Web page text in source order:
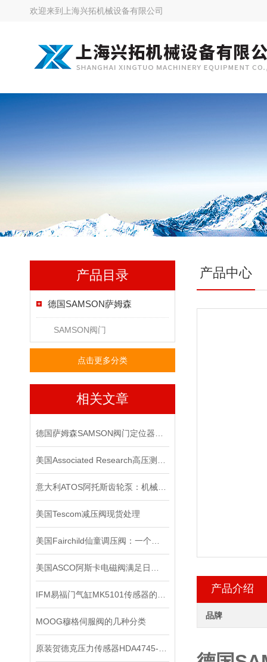
欢迎来到 上海兴拓机械设备有限公司
产品目录
德国SAMSON萨姆森
SAMSON阀门
点击更多分类
相关文章
美国Tescom减压阀现货处理
MOOG穆格伺服阀的几种分类
产品中心
产品介绍
品牌